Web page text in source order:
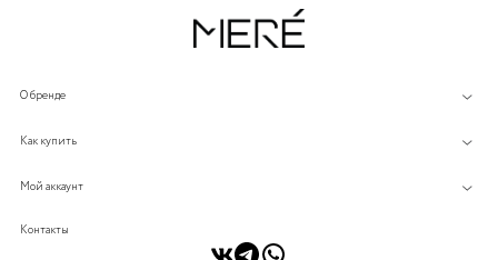
О бренде
Как купить
Мой аккаунт
Контакты